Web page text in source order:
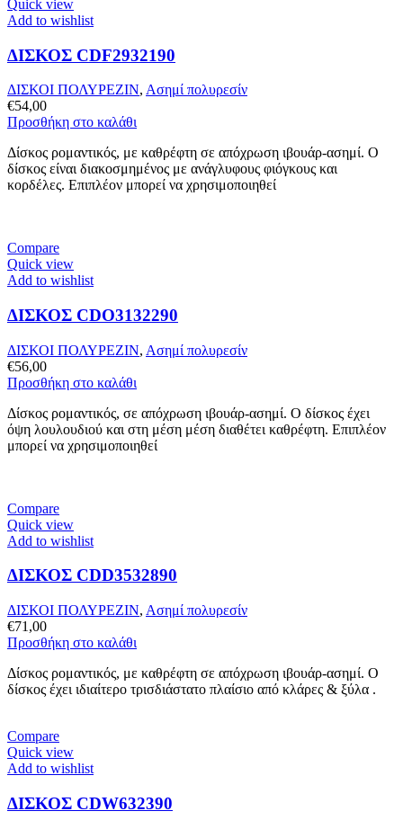
Quick view
Add to wishlist
ΔΙΣΚΟΣ CDF2932190
ΔΙΣΚΟΙ ΠΟΛΥΡΕΖΙΝ, Ασημί πολυρεσίν
€54,00
Προσθήκη στο καλάθι
Δίσκος ρομαντικός, με καθρέφτη σε απόχρωση ιβουάρ-ασημί. Ο
δίσκος είναι διακοσμημένος με ανάγλυφους φιόγκους και
κορδέλες. Επιπλέον μπορεί να χρησιμοποιηθεί
Compare
Quick view
Add to wishlist
ΔΙΣΚΟΣ CDO3132290
ΔΙΣΚΟΙ ΠΟΛΥΡΕΖΙΝ, Ασημί πολυρεσίν
€56,00
Προσθήκη στο καλάθι
Δίσκος ρομαντικός, σε απόχρωση ιβουάρ-ασημί. Ο δίσκος έχει
όψη λουλουδιού και στη μέση μέση διαθέτει καθρέφτη. Επιπλέον
μπορεί να χρησιμοποιηθεί
Compare
Quick view
Add to wishlist
ΔΙΣΚΟΣ CDD3532890
ΔΙΣΚΟΙ ΠΟΛΥΡΕΖΙΝ, Ασημί πολυρεσίν
€71,00
Προσθήκη στο καλάθι
Δίσκος ρομαντικός, με καθρέφτη σε απόχρωση ιβουάρ-ασημί. Ο
δίσκος έχει ιδιαίτερο τρισδιάστατο πλαίσιο από κλάρες & ξύλα .
Compare
Quick view
Add to wishlist
ΔΙΣΚΟΣ CDW632390